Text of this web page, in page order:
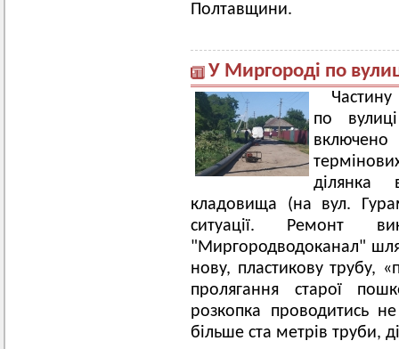
Полтавщини.
У Миргороді по
по
включено
ділянка
кладовища (на вул.
ситуації. Ремонт
"Миргородводоканал"
нову, пластикову трубу,
пролягання старої
розкопка проводитись
більше ста метрів труби,